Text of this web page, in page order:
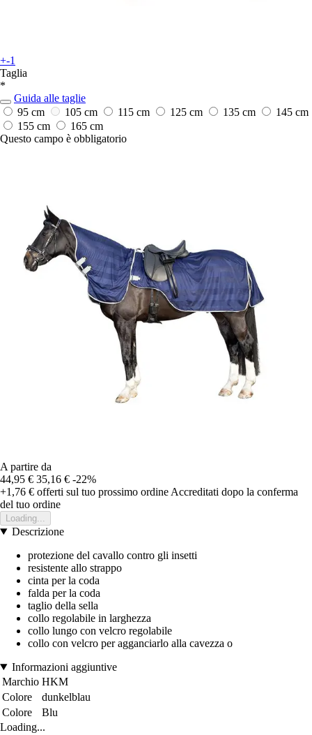
+-1
Taglia
*
Guida alle taglie
95 cm
105 cm 115 cm 125 cm 135 cm
145 cm
155 cm
165 cm
Questo campo è obbligatorio
A partire da
44,95 € 35,16 € -22%
+1,76 € offerti sul tuo prossimo ordine Accreditati dopo la conferma
del tuo ordine
Loading...
Descrizione
protezione del cavallo contro gli insetti
resistente allo strappo
cinta per la coda
falda per la coda
taglio della sella
collo regolabile in larghezza
collo lungo con velcro regolabile
collo con velcro per agganciarlo alla cavezza o
Informazioni aggiuntive
Marchio HKM
Colore
dunkelblau
Colore
Blu
Loading...